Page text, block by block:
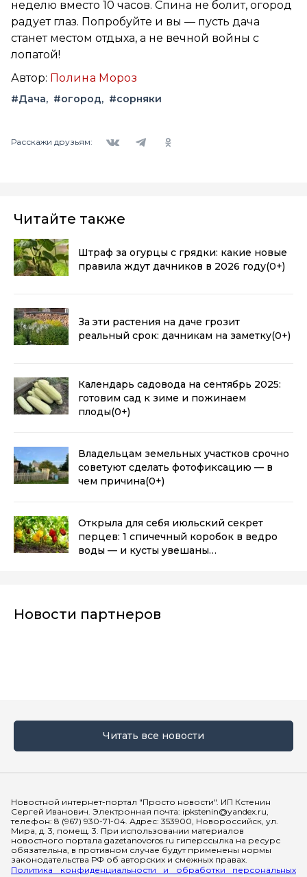
неделю вместо 10 часов. Спина не болит, огород
радует глаз. Попробуйте и вы — пусть дача
станет местом отдыха, а не вечной войны с
лопатой!
Автор: Полина Мороз
#Дача #огород #сорняки
Расскажи друзьям:
Читайте также
Штраф за огурцы с грядки: какие новые
правила ждут дачников в 2026 году(0+)
За эти растения на даче грозит
реальный срок: дачникам на заметку(0+)
Календарь садовода на сентябрь 2025:
готовим сад к зиме и пожинаем
плоды(0+)
Владельцам земельных участков срочно
советуют сделать фотофиксацию — в
чем причина(0+)
Открыла для себя июльский секрет
перцев: 1 спичечный коробок в ведро
воды — и кусты увешаны
Новости партнеров
Читать все новости
Новостной интернет-портал "Просто новости". ИП Кстенин
Сергей Иванович. Электронная почта: ipkstenin@yandex.ru,
телефон: 8 (967) 930-71-04. Адрес: 353900, Новороссийск, ул.
Мира, д. 3, помещ. 3. При использовании материалов
новостного портала gazetanovoros.ru гиперссылка на ресурс
обязательна, в противном случае будут применены нормы
законодательства РФ об авторских и смежных правах.
Политика конфиденциальности и обработки персональных